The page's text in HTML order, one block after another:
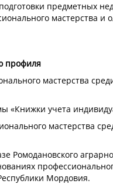
предметных
мастерства и
профиля
мастерства
«Книжки учета
мастерства
Ромодановского
Мордовия.